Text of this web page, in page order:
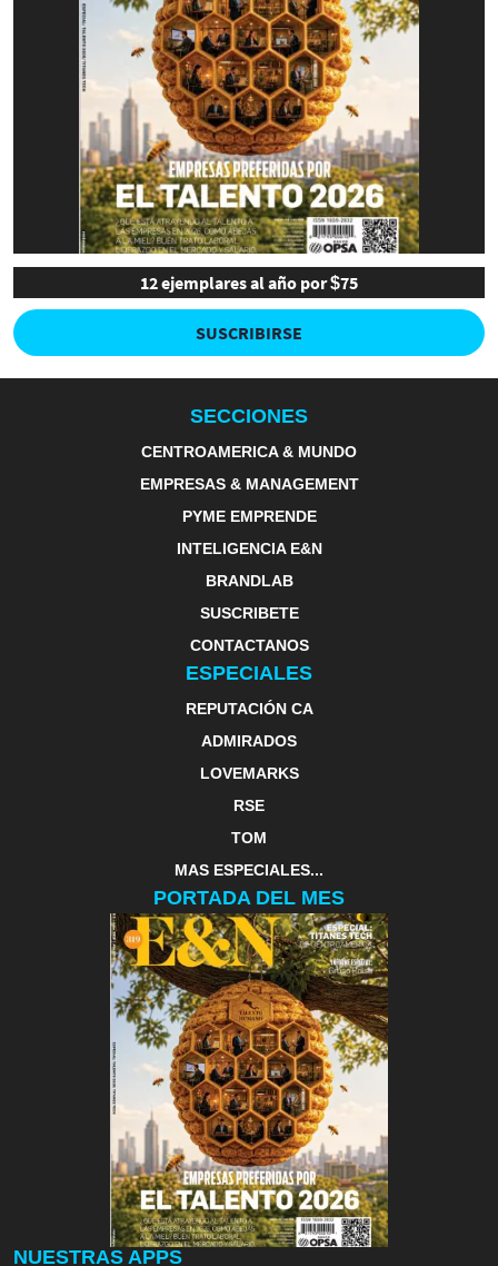
12 ejemplares al año por $75
SUSCRIBIRSE
SECCIONES
CENTROAMERICA & MUNDO
EMPRESAS & MANAGEMENT
PYME EMPRENDE
INTELIGENCIA E&N
BRANDLAB
SUSCRIBETE
CONTACTANOS
ESPECIALES
REPUTACIÓN CA
ADMIRADOS
LOVEMARKS
RSE
TOM
MAS ESPECIALES...
PORTADA DEL MES
NUESTRAS APPS